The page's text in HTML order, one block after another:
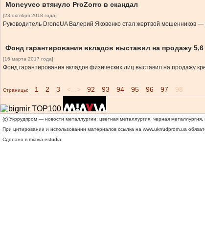
Moneyveo втянуло ProZorro в скандал
[23 октября 2018 года]
Руководитель DroneUA Валерий Яковенко стал жертвой мошенников
Фонд гарантирования вкладов выставил на продажу
[16 марта 2017 года]
Фонд гарантирования вкладов физических лиц выставил на продажу
Страницы: 1 2 3 <...> 92 93 94 95 96 97 98
(c) Укррудпром — новости металлургии: цветная металлургия, черная
При цитировании и использовании материалов ссылка на www.ukrrudprom.ua
Сделано в miavia estudia.